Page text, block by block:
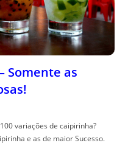
Somente as
variações de caipirinha?
e as de maior Sucesso.